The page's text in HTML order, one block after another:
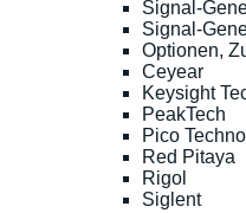
Signal-
Signal-
Optionen,
Ceyear
Keysight
PeakTech
Pico
Red Pitaya
Rigol
Siglent